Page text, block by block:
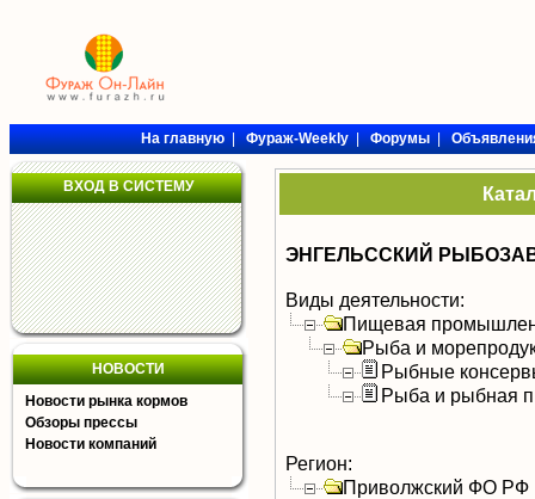
На главную|Фураж-Weekly|Форумы|
ВХОД В СИСТЕМУ
НОВОСТИ
Новости рынка кормов
Обзоры прессы
Новости компаний
ЭНГЕЛЬССКИЙ
Виды деятельности:
Пищевая
Рыба и
Рыбные
Рыба и рыбная
Регион:
Приволжский ФО РФ